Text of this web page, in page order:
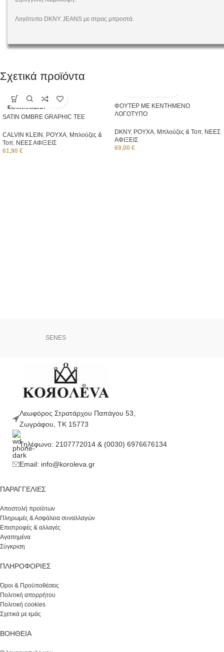
Λογότυπο DKNY JEANS με στρας μπροστά.
Σχετικά προϊόντα
ΕΞΑΝΤΛΗΜΈΝΑ
SATIN OMBRE GRAPHIC TEE
CALVIN KLEIN ΡΟΥΧΑ Μπλούζες &
Τοπ ΝΕΕΣ ΑΦΙΞΕΙΣ
61,90 €
ΦΟΥΤΕΡ ΜΕ ΚΕΝΤΗΜΕΝΟ
ΛΟΓΟΤΥΠΟ
DKNY, ΡΟΥΧΑ Μπλούζες & Τοπ ΝΕΕΣ
ΑΦΙΞΕΙΣ
69,00 €
SENES
Λεωφόρος Στρατάρχου Παπάγου 53,
Ζωγράφου, ΤΚ 15773
Τηλέφωνο: 2107772014 & (0030) 6976676134
Email: info@koroleva.gr
ΠΑΡΑΓΓΕΛΊΕΣ
Αποστολή προϊότων
Πληρωμές & Ασφάλεια συναλλαγών
Επιστροφές & αλλαγές
Αγαπημένα
Σύγκριση
ΠΛΗΡΟΦΟΡΙΕΣ
Όροι & Προϋποθέσεις
Πολιτική απορρήτου
Πολιτική cookies
Σχετικά με εμάς
ΒΟΉΘΕΙΑ